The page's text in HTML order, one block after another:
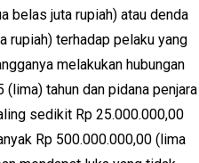
belas juta rupiah) atau denda
rupiah) terhadap pelaku yang
melakukan hubungan
tahun dan pidana penjara
sedikit Rp 25.000.000,00
Rp 500.000.000,00 (lima